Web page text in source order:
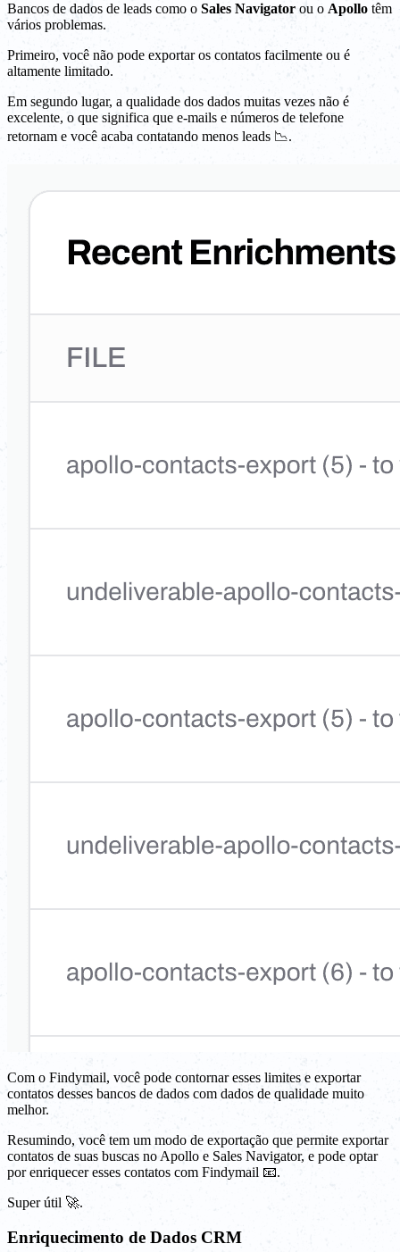
Bancos de dados de leads como o Sales Navigator ou o Apollo têm
vários problemas.
Primeiro, você não pode exportar os contatos facilmente ou é
altamente limitado.
Em segundo lugar, a qualidade dos dados muitas vezes não é
excelente, o que significa que e-mails e números de telefone
retornam e você acaba contatando menos leads 📉.
Com o Findymail, você pode contornar esses limites e exportar
contatos desses bancos de dados com dados de qualidade muito
melhor.
Resumindo, você tem um modo de exportação que permite exportar
contatos de suas buscas no Apollo e Sales Navigator, e pode optar
por enriquecer esses contatos com Findymail 📧.
Super útil 🚀.
Enriquecimento de Dados CRM